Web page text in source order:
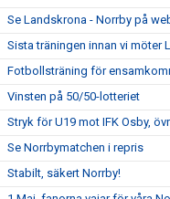
Se Landskrona - Norrby på
Sista träningen innan vi möter
Fotbollsträning för
Vinsten på 50/50-lotteriet
Stryk för U19 mot IFK Osby,
Se Norrbymatchen i repris
Stabilt, säkert Norrby!